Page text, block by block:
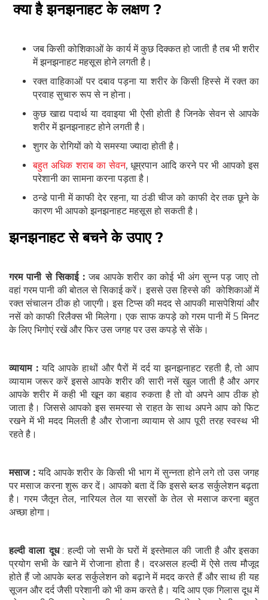
क्या है झनझनाहट के लक्षण ?
जब किसी कोशिकाओं के कार्य में कुछ दिक्कत हो जाती है तब भी शरीर
में झनझनाहट महसूस होने लगती है।
रक्त वाहिकाओं पर दबाव पड़ना या शरीर के किसी हिस्से में रक्त का
प्रवाह सुचारु रूप से न होना।
कुछ खाद्य पदार्थ या दवाइया भी ऐसी होती है जिनके सेवन से आपके
शरीर में झनझनाहट होने लगती है।
शुगर के रोगियों को ये समस्या ज्यादा होती है।
बहुत अधिक शराब का सेवन, धूम्रपान आदि करने पर भी आपको इस
परेशानी का सामना करना पड़ता है।
ठन्डे पानी में काफी देर रहना, या ठंडी चीज को काफी देर तक छूने के
कारण भी आपको झनझनाहट महसूस हो सकती है।
झनझनाहट से बचने के उपाए ?
गरम पानी से सिकाई :जब आपके शरीर का कोई भी अंग सुन्न पड़ जाए तो
वहां गरम पानी की बोतल से सिकाई करें। इससे उस हिस्से की कोशिकाओं में
रक्त संचालन ठीक हो जाएगी। इस टिप्स की मदद से आपकी मासपेशियां और
नसें को काफी रिलैक्स भी मिलेगा। एक साफ कपड़े को गरम पानी में 5 मिनट
के लिए भिगोएं रखें और फिर उस जगह पर उस कपड़े से सेंके।
व्यायाम :यदि आपके हाथों और पैरों में दर्द या झनझनाहट रहती है, तो आप
व्यायाम जरूर करें इससे आपके शरीर की सारी नसें खुल जाती है और अगर
आपके शरीर में कही भी खून का बहाव रुकता है तो वो अपने आप ठीक हो
जाता है। जिससे आपको इस समस्या से राहत के साथ अपने आप को फिट
रखने में भी मदद मिलती है और रोजाना व्यायाम से आप पूरी तरह स्वस्थ भी
रहते है।
मसाज :यदि आपके शरीर के किसी भी भाग में सुन्नता होने लगे तो उस जगह
पर मसाज करना शुरू कर दें। आपको बता दें कि इससे ब्लड सर्कुलेशन बढ़ता
है। गरम जैतून तेल, नारियल तेल या सरसों के तेल से मसाज करना बहुत
अच्छा होगा।
हल्दी वाला दूध: हल्दी जो सभी के घरों में इस्तेमाल की जाती है और इसका
प्रयोग सभी के खाने में रोजाना होता है। दरअसल हल्दी में ऐसे तत्व मौजूद
होते हैं जो आपके ब्लड सर्कुलेशन को बढ़ाने में मदद करते हैं और साथ ही यह
सूजन और दर्द जैसी परेशानी को भी कम करते है। यदि आप एक गिलास दूध में